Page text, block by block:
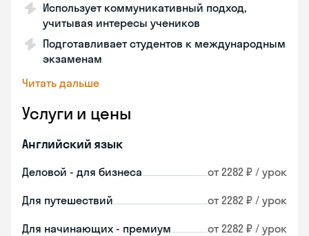
Использует коммуникативный подход,
учитывая интересы учеников
Подготавливает студентов к международным
экзаменам
Читать дальше
Услуги и цены
Английский язык
Деловой - для бизнеса от 2282 ₽ / урок
Для путешествий от 2282 ₽ / урок
Для начинающих - премиум от 2282 ₽ / урок